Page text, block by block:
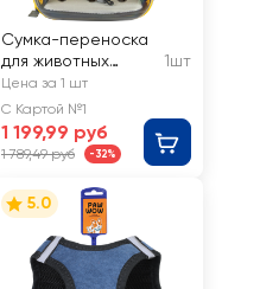
Сумка-переноска
для животных
38x27x42см, дизайн
в ассортименте
1шт
Цена за 1 шт
С Картой №1
1 199,99 руб
1 789,49 руб -32%
5.0